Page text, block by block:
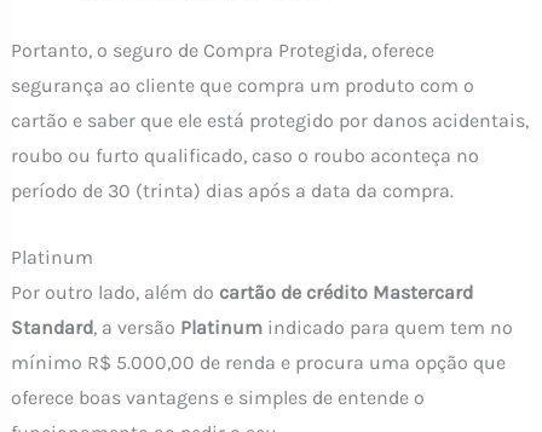
Portanto, o seguro de Compra Protegida, oferece
segurança ao cliente que compra um produto com o
cartão e saber que ele está protegido por danos acidentais,
roubo ou furto qualificado, caso o roubo aconteça no
período de 30 (trinta) dias após a data da compra.
Platinum
Por outro lado, além do cartão de crédito Mastercard
Standard, a versão Platinumindicado para quem tem no
mínimo R$ 5.000,00 de renda e procura uma opção que
oferece boas vantagens e simples de entende o